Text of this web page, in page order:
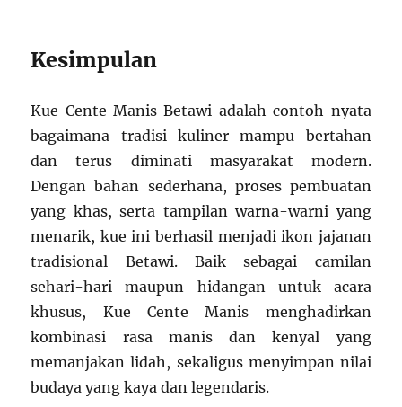
Kesimpulan
Kue Cente Manis Betawi adalah contoh nyata
bagaimana tradisi kuliner mampu bertahan
dan terus diminati masyarakat modern.
Dengan bahan sederhana, proses pembuatan
yang khas, serta tampilan warna-warni yang
menarik, kue ini berhasil menjadi ikon jajanan
tradisional Betawi. Baik sebagai camilan
sehari-hari maupun hidangan untuk acara
khusus, Kue Cente Manis menghadirkan
kombinasi rasa manis dan kenyal yang
memanjakan lidah, sekaligus menyimpan nilai
budaya yang kaya dan legendaris.